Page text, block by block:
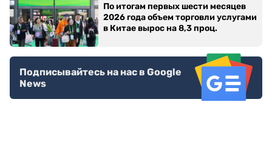
По итогам первых шести месяцев
2026 года объем торговли услугами
в Китае вырос на 8,3 проц.
Подписывайтесь на нас в Google
News